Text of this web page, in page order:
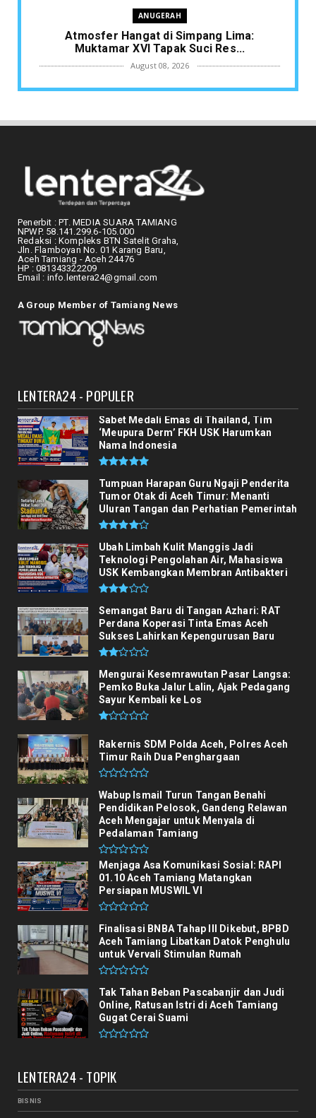
ANUGERAH
Atmosfer Hangat di Simpang Lima:
Muktamar XVI Tapak Suci Res...
August 08, 2026
ACEH TAMIANG
Aceh Tamiang Matan...
Di Balik Kesederhanaan Dayah Bustanus
Salami, Kepedulian Asa...
Semangat Baru di Tangan Azhari: RAT
Perdana Koperasi Tinta E...
August 06, 2026
INOVASI
Ubah Limbah Kulit Manggis Jadi Teknologi
Pengolahan Air, Mah...
Rakernis SDM Polda Aceh, Polres Aceh
Timur Raih Dua Pengharg...
August 05, 2026
Penerbit : PT. MEDIA SUARA TAMIANG
NPWP. 58.141.299.6-105.000
Redaksi : Kompleks BTN Satelit Graha,
Jln. Flamboyan No. 01 Karang Baru,
Aceh Tamiang - Aceh 24476
HP : 081343322209
Email : info.lentera24@gmail.com
A Group Member of Tamiang News
LENTERA24 - POPULER
Sabet Medali Emas di Thailand, Tim
‘Meupura Derm’ FKH USK Harumkan
Nama Indonesia
Tumpuan Harapan Guru Ngaji Penderita
Tumor Otak di Aceh Timur: Menanti
Uluran Tangan dan Perhatian Pemerintah
Ubah Limbah Kulit Manggis Jadi
Teknologi Pengolahan Air, Mahasiswa
USK Kembangkan Membran Antibakteri
Semangat Baru di Tangan Azhari: RAT
Perdana Koperasi Tinta Emas Aceh
Sukses Lahirkan Kepengurusan Baru
Mengurai Kesemrawutan Pasar Langsa:
Pemko Buka Jalur Lalin, Ajak Pedagang
Sayur Kembali ke Los
Rakernis SDM Polda Aceh, Polres Aceh
Timur Raih Dua Penghargaan
Wabup Ismail Turun Tangan Benahi
Pendidikan Pelosok, Gandeng Relawan
Aceh Mengajar untuk Menyala di
Pedalaman Tamiang
Menjaga Asa Komunikasi Sosial: RAPI
01.10 Aceh Tamiang Matangkan
Persiapan MUSWIL VI
Finalisasi BNBA Tahap III Dikebut, BPBD
Aceh Tamiang Libatkan Datok Penghulu
untuk Vervali Stimulan Rumah
Tak Tahan Beban Pascabanjir dan Judi
Online, Ratusan Istri di Aceh Tamiang
Gugat Cerai Suami
LENTERA24 - TOPIK
BISNIS